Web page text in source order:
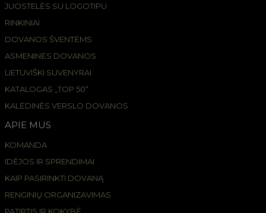
JUOSTELĖS SU LOGOTIPU
RINKINIAI
DOVANOS ŠVENTĖMS
ASMENINĖS DOVANOS
LIETUVIŠKI SUVENYRAI
KATALOGAS „TOP 50“
KALĖDINĖS VERSLO DOVANOS
APIE MUS
KOMANDA
IDĖJOS IR SPRENDIMAI
KAIP PASIRINKTI DOVANĄ
RENGINIŲ ORGANIZAVIMAS